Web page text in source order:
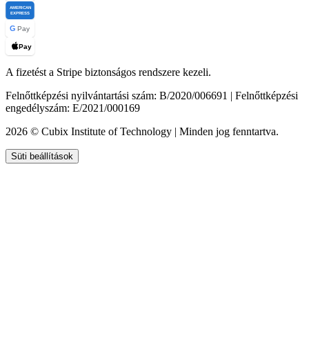
AMERICAN
EXPRESS
G Pay
Pay
A fizetést a Stripe biztonságos rendszere kezeli.
Felnőttképzési nyilvántartási szám: B/2020/006691 | Felnőttképzési
engedélyszám: E/2021/000169
2026 © Cubix Institute of Technology | Minden jog fenntartva.
Süti beállítások